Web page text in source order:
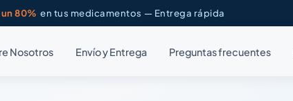
80% en tus medicamentos — Entrega rápida
Nosotros Envío y Entrega Preguntas frecuentes